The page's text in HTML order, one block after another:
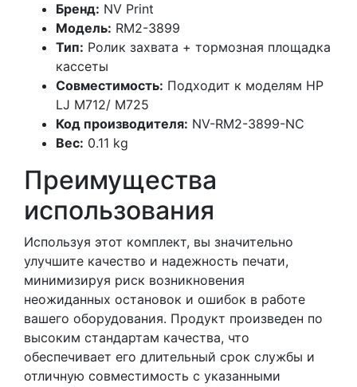
Бренд: NV Print
Модель: RM2-3899
Тип: Ролик захвата + тормозная площадка
кассеты
Совместимость: Подходит к моделям HP
LJ M712/ M725
Код производителя: NV-RM2-3899-NC
Вес: 0.11 kg
Преимущества
использования
Используя этот комплект, вы значительно
улучшите качество и надежность печати,
минимизируя риск возникновения
неожиданных остановок и ошибок в работе
вашего оборудования. Продукт произведен по
высоким стандартам качества, что
обеспечивает его длительный срок службы и
отличную совместимость с указанными